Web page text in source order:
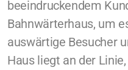
beeindruckendem
Bahnwärterhaus, um
auswärtige Besucher
Haus liegt an der